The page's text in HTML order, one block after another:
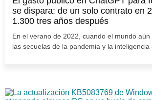
se dispara: de un solo contrato en
1.300 tres años después
En el verano de 2022, cuando el mundo
las secuelas de la pandemia y la inteligencia